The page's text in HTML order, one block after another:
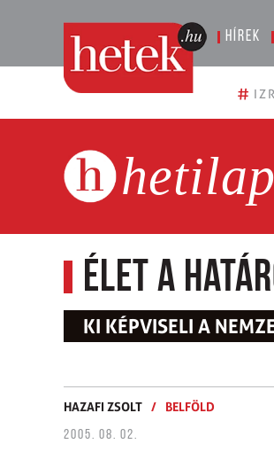
Hírek
#
hetilap
Élet a
KI KÉPVISELI A
HAZAFI ZSOLT / BELFÖLD
2005. 08. 02.